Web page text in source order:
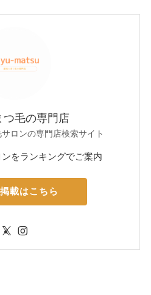
つ毛の専門店
ロンの専門店検索サイト
をランキングでご案内
載はこちら